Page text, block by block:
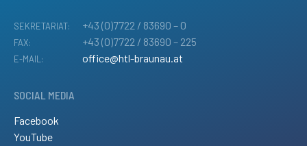
SEKRETARIAT: +43 (0)7722 / 83690 – 0
FAX: +43 (0)7722 / 83690 – 225
E-MAIL: office@htl-braunau.at
SOCIAL MEDIA
Facebook
YouTube